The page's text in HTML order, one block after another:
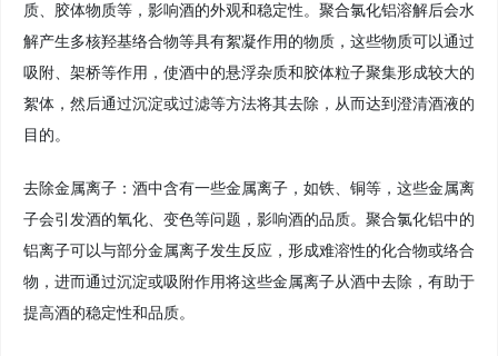
质、胶体物质等，影响酒的外观和稳定性。聚合氯化铝溶解后会水
解产生多核羟基络合物等具有絮凝作用的物质，这些物质可以通过
吸附、架桥等作用，使酒中的悬浮杂质和胶体粒子聚集形成较大的
絮体，然后通过沉淀或过滤等方法将其去除，从而达到澄清酒液的
目的。
去除金属离子：酒中含有一些金属离子，如铁、铜等，这些金属离
子会引发酒的氧化、变色等问题，影响酒的品质。聚合氯化铝中的
铝离子可以与部分金属离子发生反应，形成难溶性的化合物或络合
物，进而通过沉淀或吸附作用将这些金属离子从酒中去除，有助于
提高酒的稳定性和品质。